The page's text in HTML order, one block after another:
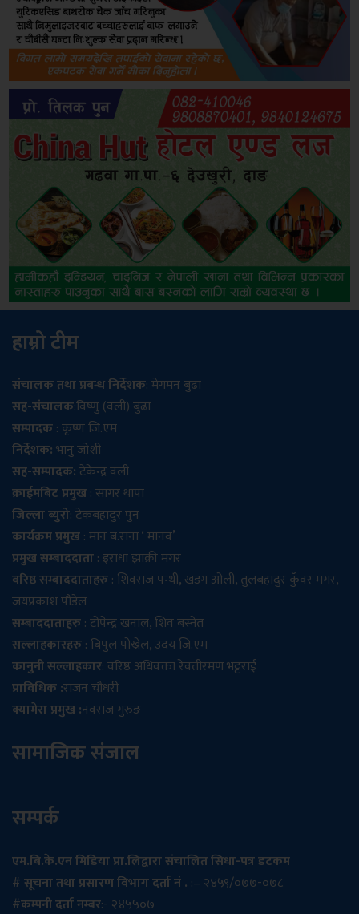
हाम्रो टीम
संचालक तथा प्रबन्ध निर्देशक: मेगमन बुढा
सह-संचालक:विष्णु (वली) बुढा
सम्पादक: कृष्ण जि.एम
निर्देशक:भानु जोशी
सह-सम्पादक:टेकेन्द्र वली
क्राईमबिट प्रमुख: सागर थापा
जिल्ला ब्युरो: टेकबहादुर पुन
कार्यक्रम प्रमुख: मान ब.राना ‘ मानव’
प्रमुख सम्बाददाता: इराधा झाक्री मगर
वरिष्ठ सम्बाददाताहरु: शिवराज पन्थी, खडग ओली, तुलबहादुर कुँवर मगर,
जयप्रकाश पौडेल
सम्बाददाताहरु: टोपेन्द्र खनाल, शिव बस्नेत
सल्लाहकारहरु: बिपुल पोख्रेल, उदय जि.एम
कानुनी सल्लाहकार: वरिष्ठ अधिवक्ता रेवतीरमण भट्टराई
प्राविधिक :राजन चौधरी
क्यामेरा प्रमुख :नवराज गुरुङ
सामाजिक संजाल
सम्पर्क
एम.बि.के.एन मिडिया प्रा.लिद्वारा संचालित सिधा-पत्र डटकम
# सूचना तथा प्रसारण विभाग दर्ता नं . :– २४५९/०७७-०७८
#कम्पनी दर्ता नम्बर:- २४५५०७